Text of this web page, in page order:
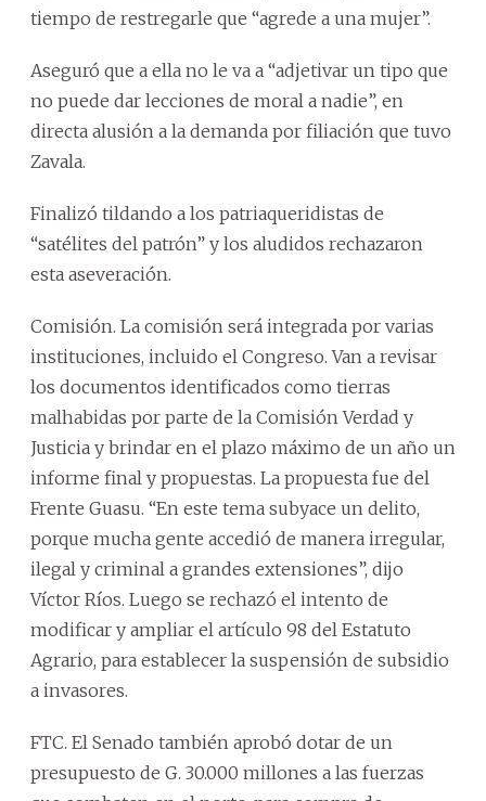
tiempo de restregarle que “agrede a una mujer”.
Aseguró que a ella no le va a “adjetivar un tipo que
no puede dar lecciones de moral a nadie”, en
directa alusión a la demanda por filiación que tuvo
Zavala.
Finalizó tildando a los patriaqueridistas de
“satélites del patrón” y los aludidos rechazaron
esta aseveración.
Comisión. La comisión será integrada por varias
instituciones, incluido el Congreso. Van a revisar
los documentos identificados como tierras
malhabidas por parte de la Comisión Verdad y
Justicia y brindar en el plazo máximo de un año un
informe final y propuestas. La propuesta fue del
Frente Guasu. “En este tema subyace un delito,
porque mucha gente accedió de manera irregular,
ilegal y criminal a grandes extensiones”, dijo
Víctor Ríos. Luego se rechazó el intento de
modificar y ampliar el artículo 98 del Estatuto
Agrario, para establecer la suspensión de subsidio
a invasores.
FTC. El Senado también aprobó dotar de un
presupuesto de G. 30.000 millones a las fuerzas